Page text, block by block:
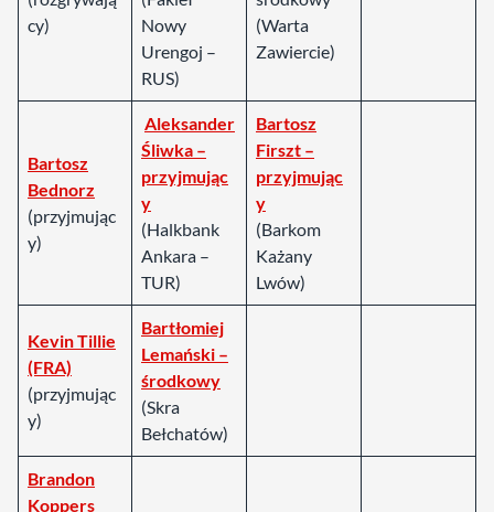
cy)
Nowy
Urengoj –
RUS)
(Warta
Zawiercie)
Bartosz
Bednorz
(przyjmując
y)
Aleksander
Śliwka –
przyjmując
y
(Halkbank
Ankara –
TUR)
Bartosz
Firszt –
przyjmując
y
(Barkom
Każany
Lwów)
Kevin Tillie
(FRA)
(przyjmując
y)
Bartłomiej
Lemański –
środkowy
(Skra
Bełchatów)
Brandon
Koppers